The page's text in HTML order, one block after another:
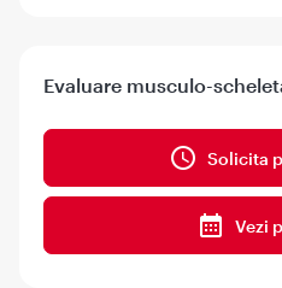
Evaluare musculo-
Solicita
Vezi